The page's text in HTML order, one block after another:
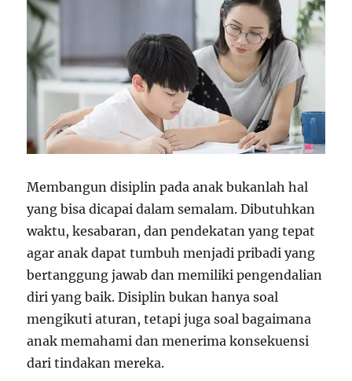
Membangun disiplin pada anak bukanlah hal
yang bisa dicapai dalam semalam. Dibutuhkan
waktu, kesabaran, dan pendekatan yang tepat
agar anak dapat tumbuh menjadi pribadi yang
bertanggung jawab dan memiliki pengendalian
diri yang baik. Disiplin bukan hanya soal
mengikuti aturan, tetapi juga soal bagaimana
anak memahami dan menerima konsekuensi
dari tindakan mereka.